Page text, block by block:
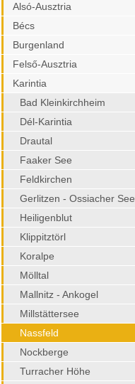
Alsó-Ausztria
Bécs
Burgenland
Felső-Ausztria
Karintia
Bad Kleinkirchheim
Dél-Karintia
Drautal
Faaker See
Feldkirchen
Gerlitzen - Ossiacher See
Heiligenblut
Klippitztörl
Koralpe
Mölltal
Mallnitz - Ankogel
Millstättersee
Nassfeld
Nockberge
Turracher Höhe